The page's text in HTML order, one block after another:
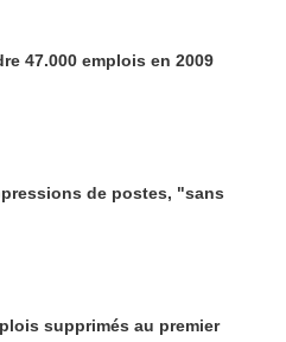
47.000 emplois en 2009
de postes, "sans
supprimés au premier